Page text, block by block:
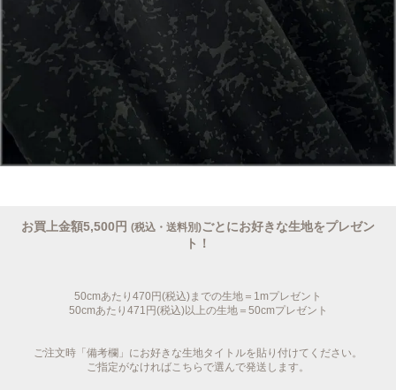
お買上金額5,500円 (税込・送料別)ごとにお好きな生地をプレゼン
ト！
50cmあたり470円(税込)までの生地＝1mプレゼント
50cmあたり471円(税込)以上の生地＝50cmプレゼント
ご注文時「備考欄」にお好きな生地タイトルを貼り付けてください。
ご指定がなければこちらで選んで発送します。